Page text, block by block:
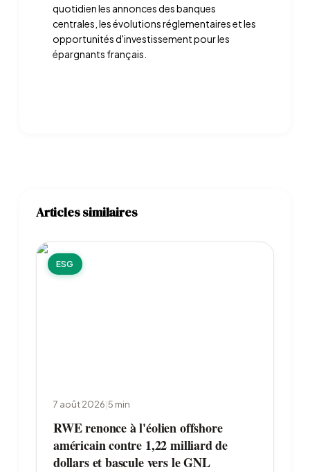
quotidien les annonces des banques
centrales, les évolutions réglementaires et les
opportunités d'investissement pour les
épargnants français.
Articles similaires
ESG
7 août 2026|5 min
RWE renonce à l'éolien offshore
américain contre 1,22 milliard de
dollars et bascule vers le GNL